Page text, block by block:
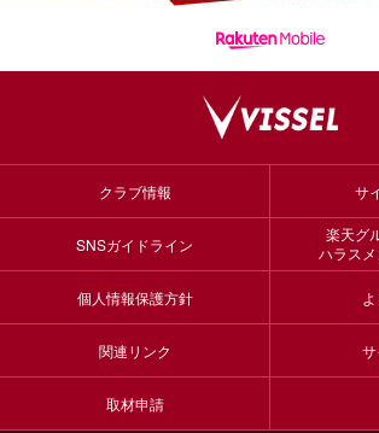
クラブ情報 サ
SNSガイドライン
楽天グ
ハラス
個人情報保護方針
関連リンク
取材申請